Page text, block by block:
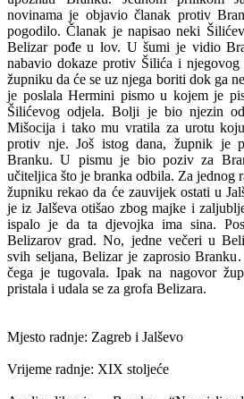
novinama je objavio članak protiv
pogodilo. Članak je napisao neki
Belizar pođe u lov. U šumi je vidio
nabavio dokaze protiv Šilića i
župniku da će se uz njega boriti dok ga
je poslala Hermini pismo u kojem je
Šilićevog odjela. Bolji je bio njezin
Mišocija i tako mu vratila za urotu
protiv nje. Još istog dana, župnik je
Branku. U pismu je bio poziv za
učiteljica što je branka odbila. Za jednog
župniku rekao da će zauvijek ostati u
je iz Jalševa otišao zbog majke i
ispalo je da ta djevojka ima sina.
Belizarov grad. No, jedne večeri u
svih seljana, Belizar je zaprosio
čega je tugovala. Ipak na nagovor
pristala i udala se za grofa Belizara.
Mjesto radnje: Zagreb i Jalševo
Vrijeme radnje: XIX stoljeće